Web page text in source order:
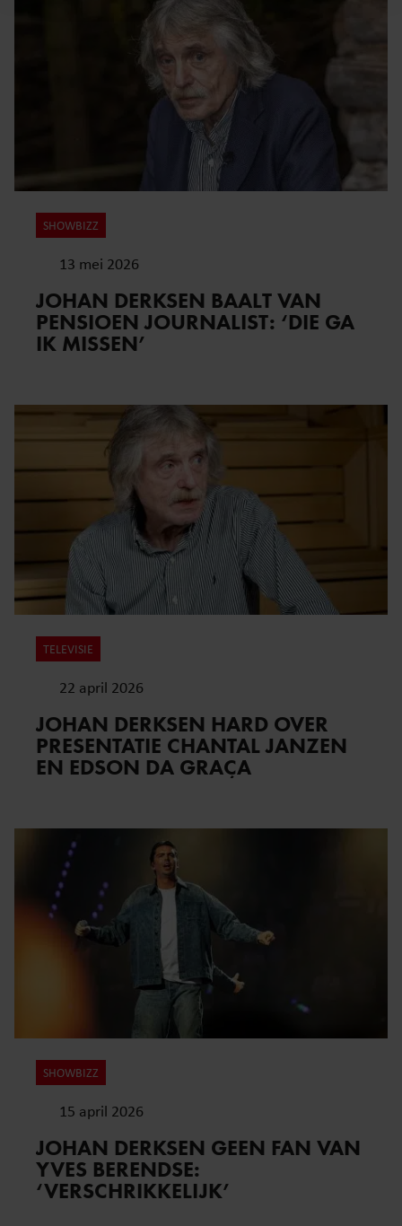
en om ons websiteverkeer te analyseren. Ook delen we
informatie over uw gebruik van onze site met onze
partners voor social media, adverteren en analyse. Deze
partners kunnen deze gegevens combineren met andere
informatie die u aan ze heeft verstrekt of die ze hebben
verzameld op basis van uw gebruik van hun services. U
gaat akkoord met onze cookies als u onze website blijft
SHOWBIZZ
13 mei 2026
JOHAN DERKSEN BAALT VAN
PENSIOEN JOURNALIST: ‘DIE GA
IK MISSEN’
TELEVISIE
22 april 2026
JOHAN DERKSEN HARD OVER
PRESENTATIE CHANTAL JANZEN
EN EDSON DA GRAÇA
SHOWBIZZ
15 april 2026
JOHAN DERKSEN GEEN FAN VAN
YVES BERENDSE:
‘VERSCHRIKKELIJK’